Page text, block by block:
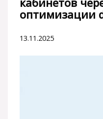
оптимизации
13.11.2025